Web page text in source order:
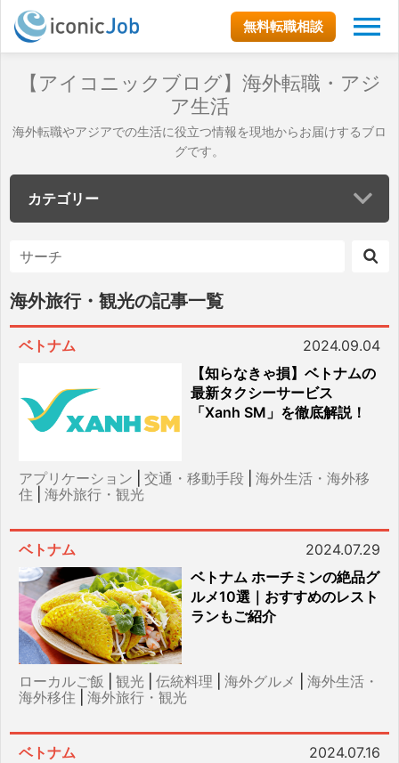
無料転職相談
【アイコニックブログ】海外転職・アジ
ア生活
海外転職やアジアでの生活に役立つ情報を現地からお届けするブロ
グです。
カテゴリー
海外旅行・観光の記事一覧
ベトナム
2024.09.04
【知らなきゃ損】ベトナムの
最新タクシーサービス
「Xanh SM」を徹底解説！
アプリケーション 交通・移動手段
海外生活・海外移
住
海外旅行・観光
ベトナム
2024.07.29
ベトナム ホーチミンの絶品グ
ルメ10選｜おすすめのレスト
ランもご紹介
ローカルご飯 観光 伝統料理 海外グルメ
海外生活・
海外移住
海外旅行・観光
ベトナム
2024.07.16